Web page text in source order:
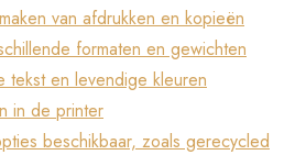
van afdrukken en kopieën
formaten en gewichten
tekst en levendige kleuren
in de printer
beschikbaar, zoals gerecycled